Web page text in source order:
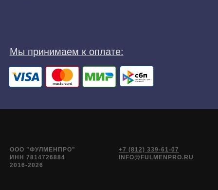
ООО "ФУЛМЕНПРО"
ИНН 7814726884
2016-2026
+7 (812) 339-61-07
INFO@FULMENPRO.RU